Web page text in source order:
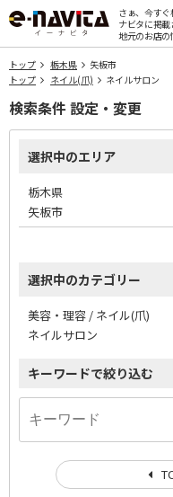
さぁ、今すぐ
ナビタに掲載
地元のお店の
トップ 栃木県
矢板市
トップ
ネイル(爪) ネイルサロン
検索条件 設定・変更
選択中のエリア
栃木県
矢板市
選択中のカテゴリー
美容・理容 / ネイル(爪)
ネイルサロン
キーワードで絞り込む